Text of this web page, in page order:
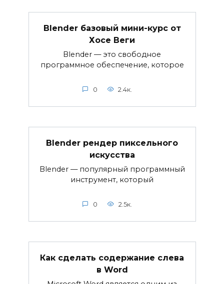
Blender базовый мини-курс от
Хосе Веги
Blender — это свободное
программное обеспечение, которое
0 2.4к.
Blender рендер пиксельного
искусства
Blender — популярный программный
инструмент, который
0 2.5к.
Как сделать содержание слева
в Word